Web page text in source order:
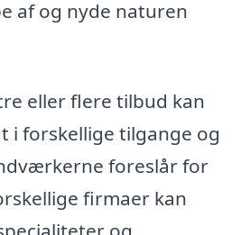
af og nyde naturen
eller flere tilbud kan
i forskellige tilgange og
foreslår for
firmaer kan